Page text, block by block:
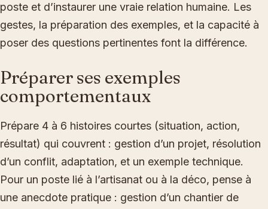
poste et d’instaurer une vraie relation humaine. Les
gestes, la préparation des exemples, et la capacité à
poser des questions pertinentes font la différence.
Préparer ses exemples
comportementaux
Prépare 4 à 6 histoires courtes (situation, action,
résultat) qui couvrent : gestion d’un projet, résolution
d’un conflit, adaptation, et un exemple technique.
Pour un poste lié à l’artisanat ou à la déco, pense à
une anecdote pratique : gestion d’un chantier de